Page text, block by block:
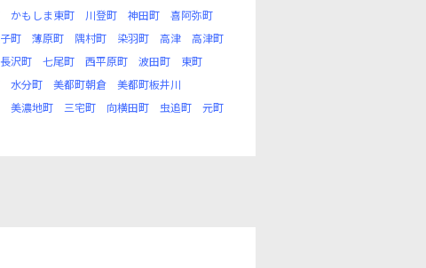
かもしま東町 川登町 神田町
喜阿弥町
町 薄原町 隅村町 染羽町 高津
高津町
長沢町 七尾町 西平原町 波田町
東町
水分町 美都町朝倉
美都町板井川
美濃地町 三宅町 向横田町 虫追町
元町